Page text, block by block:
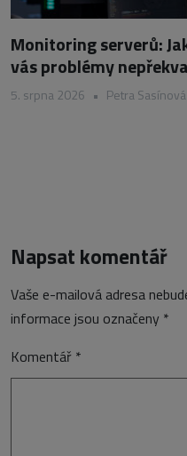
Monitoring serverů:
vás problémy
5. srpna 2026 • Petra Sasínová
Napsat komentář
Vaše e-mailová adresa
informace jsou označeny *
Komentář *